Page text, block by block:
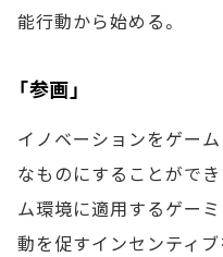
能行動から始める。
「参画」
イノベーションをゲー
なものにすることがで
ム環境に適用するゲー
動を促すインセンティ